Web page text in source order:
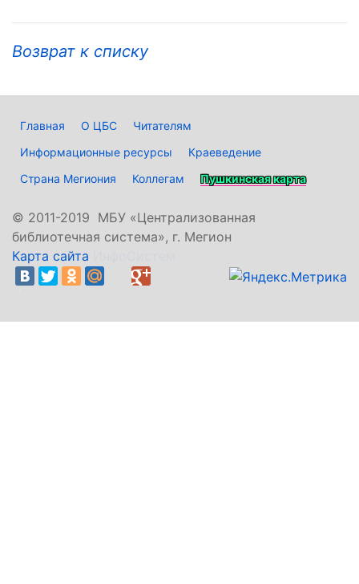
Возврат к списку
Главная О ЦБС
Читателям
Информационные ресурсы
Краеведение
Страна Мегиония
Коллегам Пушкинская карта
© 2011-2019 МБУ «Централизованная
библиотечная система», г. Мегион
Карта сайта